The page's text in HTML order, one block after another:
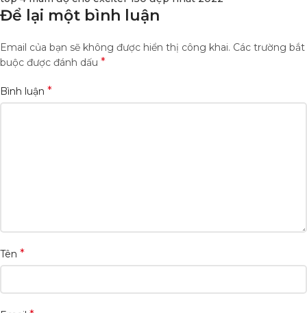
Để lại một bình luận
Email của bạn sẽ không được hiển thị công khai. Các trường bắt
buộc được đánh dấu *
Bình luận *
Tên *